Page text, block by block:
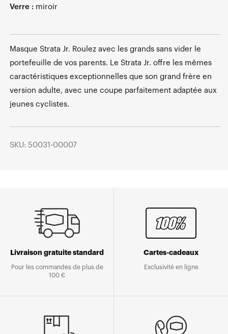
Verre : miroir
Masque Strata Jr. Roulez avec les grands sans vider le
portefeuille de vos parents. Le Strata Jr. offre les mêmes
caractéristiques exceptionnelles que son grand frère en
version adulte, avec une coupe parfaitement adaptée aux
jeunes cyclistes.
SKU: 50031-00007
Livraison gratuite standard
Pour les commandes de plus de
100 €
Cartes-cadeaux
Exclusivité en ligne